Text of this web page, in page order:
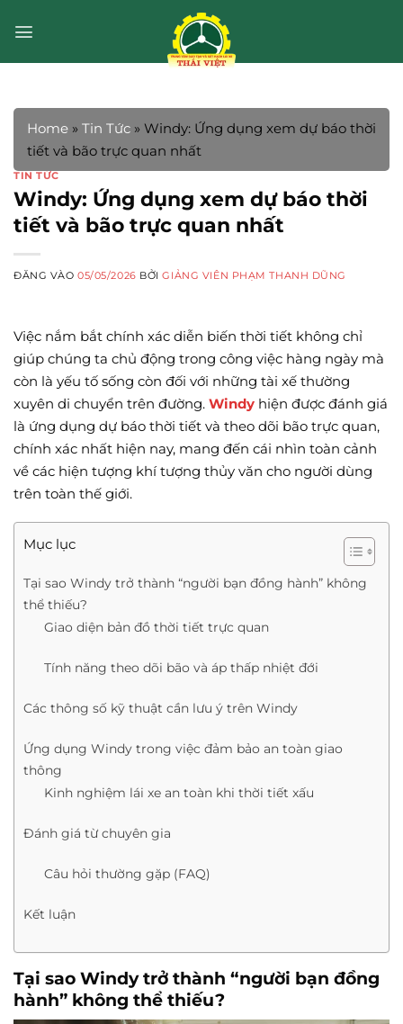
qua
Home » Tin Tức » Windy: Ứng dụng xem dự báo thời
tiết và bão trực quan nhất
TIN TỨC
Windy: Ứng dụng xem dự báo thời
tiết và bão trực quan nhất
ĐĂNG VÀO05/05/2026 BỞIGIẢNG VIÊN PHẠM THANH DŨNG
Việc nắm bắt chính xác diễn biến thời tiết không chỉ
giúp chúng ta chủ động trong công việc hàng ngày mà
còn là yếu tố sống còn đối với những tài xế thường
xuyên di chuyển trên đường. Windy hiện được đánh giá
là ứng dụng dự báo thời tiết và theo dõi bão trực quan,
chính xác nhất hiện nay, mang đến cái nhìn toàn cảnh
về các hiện tượng khí tượng thủy văn cho người dùng
trên toàn thế giới.
Mục lục
Tại sao Windy trở thành “người bạn đồng hành” không
thể thiếu?
Giao diện bản đồ thời tiết trực quan
Tính năng theo dõi bão và áp thấp nhiệt đới
Các thông số kỹ thuật cần lưu ý trên Windy
Ứng dụng Windy trong việc đảm bảo an toàn giao
thông
Kinh nghiệm lái xe an toàn khi thời tiết xấu
Đánh giá từ chuyên gia
Câu hỏi thường gặp (FAQ)
Kết luận
Tại sao Windy trở thành “người bạn đồng
hành” không thể thiếu?